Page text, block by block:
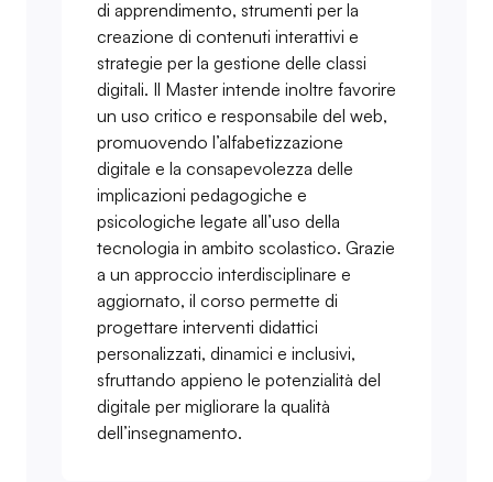
di apprendimento, strumenti per la
creazione di contenuti interattivi e
strategie per la gestione delle classi
digitali. Il Master intende inoltre favorire
un uso critico e responsabile del web,
promuovendo l’alfabetizzazione
digitale e la consapevolezza delle
implicazioni pedagogiche e
psicologiche legate all’uso della
tecnologia in ambito scolastico. Grazie
a un approccio interdisciplinare e
aggiornato, il corso permette di
progettare interventi didattici
personalizzati, dinamici e inclusivi,
sfruttando appieno le potenzialità del
digitale per migliorare la qualità
dell’insegnamento.